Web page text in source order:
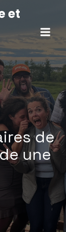
et
de
une